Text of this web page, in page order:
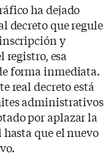
ha dejado
decreto que regule
y
registro, esa
forma inmediata.
real decreto está
administrativos
por aplazar la
que el nuevo